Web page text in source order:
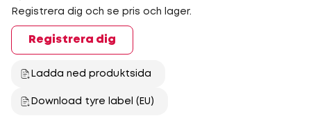
Registrera dig och se pris och lager.
Registrera dig
Ladda ned produktsida
Download tyre label (EU)